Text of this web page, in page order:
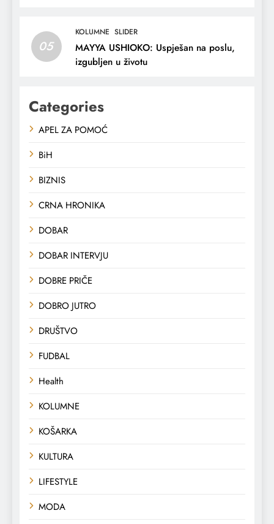
05
KOLUMNE SLIDER
MAYYA USHIOKO: Uspješan na poslu,
izgubljen u životu
Categories
APEL ZA POMOĆ
BiH
BIZNIS
CRNA HRONIKA
DOBAR
DOBAR INTERVJU
DOBRE PRIČE
DOBRO JUTRO
DRUŠTVO
FUDBAL
Health
KOLUMNE
KOŠARKA
KULTURA
LIFESTYLE
MODA